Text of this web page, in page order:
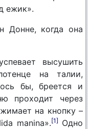
ежик».
Донне, когда она
высушить
на талии,
бы, бреется и
проходит через
на кнопку –
manina».[1] Одно